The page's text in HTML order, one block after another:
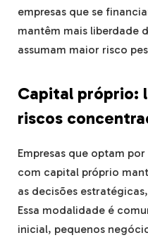
empresas que se
mantêm mais liberdade
assumam maior risco
Capital próprio:
riscos
Empresas que optam
com capital próprio
as decisões
Essa modalidade é
inicial, pequenos